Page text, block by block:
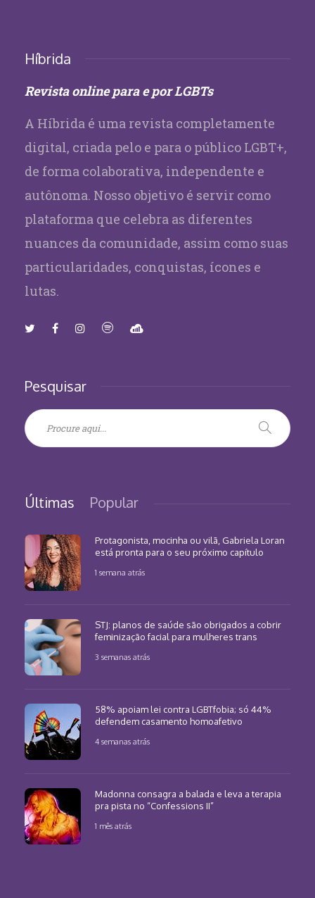
Híbrida
Revista online para e por LGBTs
A Híbrida é uma revista completamente
digital, criada pelo e para o público LGBT+,
de forma colaborativa, independente e
autônoma. Nosso objetivo é servir como
plataforma que celebra as diferentes
nuances da comunidade, assim como suas
particularidades, conquistas, ícones e
lutas.
Pesquisar
Últimas Popular
Protagonista, mocinha ou vilã, Gabriela Loran
está pronta para o seu próximo capítulo
1 semana atrás
STJ: planos de saúde são obrigados a cobrir
feminização facial para mulheres trans
3 semanas atrás
58% apoiam lei contra LGBTfobia; só 44%
defendem casamento homoafetivo
4 semanas atrás
Madonna consagra a balada e leva a terapia
pra pista no “Confessions II”
1 mês atrás